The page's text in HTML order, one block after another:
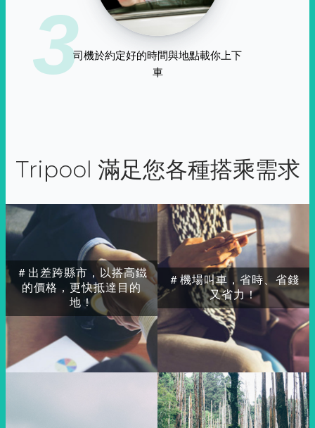
3司機於約定好的時間與地點載你上下
車
Tripool 滿足您各種搭乘需求
＃出差跨縣市，以搭高鐵
的價格，更快抵達目的
地！
＃機場叫車，省時、省錢
又省力！